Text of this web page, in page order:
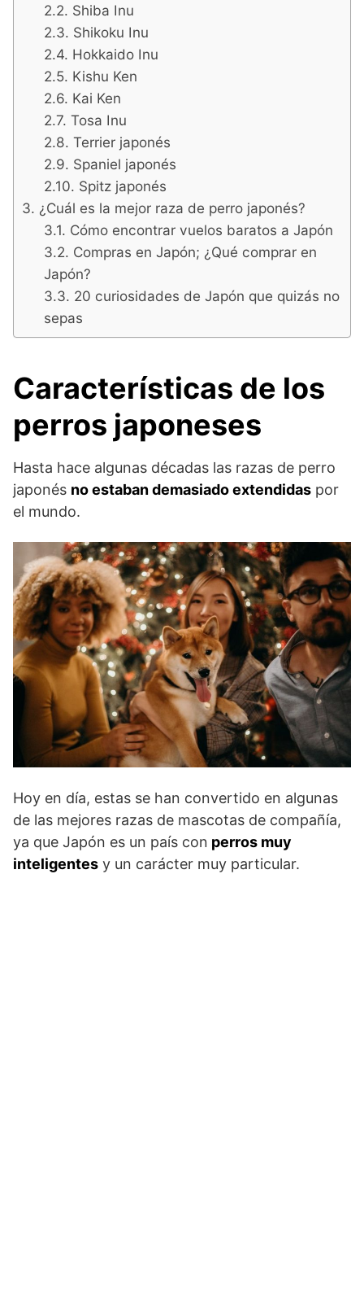
Shiba Inu
Shikoku Inu
Hokkaido Inu
Kishu Ken
Kai Ken
Tosa Inu
Terrier japonés
Spaniel japonés
Spitz japonés
¿Cuál es la mejor raza de perro japonés?
Cómo encontrar vuelos baratos a Japón
Compras en Japón; ¿Qué comprar en
Japón?
20 curiosidades de Japón que quizás no
sepas
Características de los
perros japoneses
Hasta hace algunas décadas las razas de perro
japonés no estaban demasiado extendidas por
el mundo.
Hoy en día, estas se han convertido en algunas
de las mejores razas de mascotas de compañía,
ya que Japón es un país con perros muy
inteligentes y un carácter muy particular.